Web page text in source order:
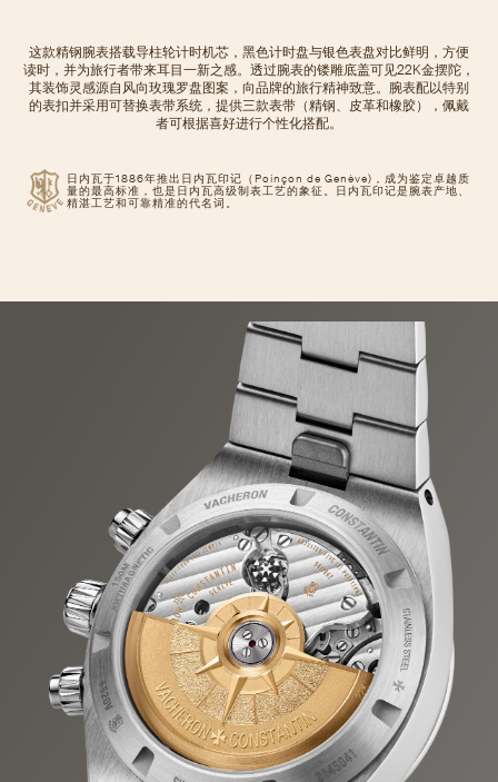
日内瓦于1886年推出日内瓦印记（Poinçon de Genève)，成为鉴定卓越质
量的最高标准，也是日内瓦高级制表工艺的象征。日内瓦印记是腕表产地、
精湛工艺和可靠精准的代名词。
这款精钢腕表搭载导柱轮计时机芯，黑色计时盘与银色表盘对比鲜明，方便
读时，并为旅行者带来耳目一新之感。透过腕表的镂雕底盖可见22K金摆陀，
其装饰灵感源自风向玫瑰罗盘图案，向品牌的旅行精神致意。腕表配以特别
的表扣并采用可替换表带系统，提供三款表带（精钢、皮革和橡胶），佩戴
者可根据喜好进行个性化搭配。